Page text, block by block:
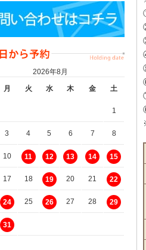
2026年8月
月 火 水 木 金 土
1
3 4 5 6 7 8
10 11 12 13 14 15
17 18 19 20 21 22
24 25 26 27 28 29
31